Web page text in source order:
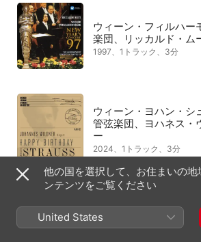
ウィーン・フィルハー
楽団、リッカルド・ム
1997、1トラック、3分
ウィーン・ヨハン・シ
管弦楽団、ヨハネス・
ー
2024、1トラック、3分
ウィーン・フィルハー
楽団、クレメンス・ク
他の国を選択して、お住まいの地
ンテンツをご覧ください
United States